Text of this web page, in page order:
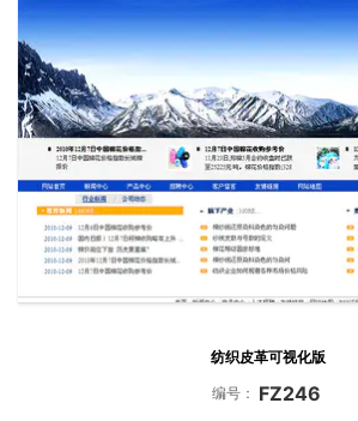
纺织皮革可视化版
编号： FZ246